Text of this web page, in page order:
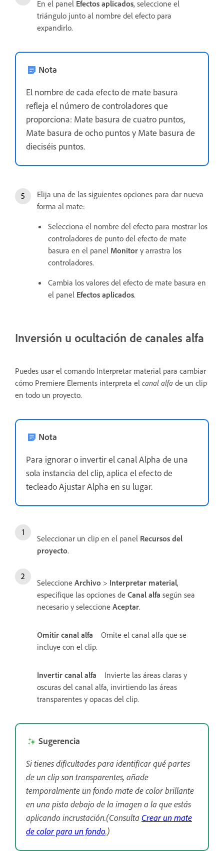
En el panel Efectos aplicados, seleccione el
triángulo junto al nombre del efecto para
expandirlo.
Nota
El nombre de cada efecto de mate basura
refleja el número de controladores que
proporciona: Mate basura de cuatro puntos,
Mate basura de ocho puntos y Mate basura de
dieciséis puntos.
Elija una de las siguientes opciones para dar nueva
forma al mate:
Selecciona el nombre del efecto para mostrar los
controladores de punto del efecto de mate
basura en el panel Monitor y arrastra los
controladores.
Cambia los valores del efecto de mate basura en
el panel Efectos aplicados.
Inversión u ocultación de canales alfa
Puedes usar el comando Interpretar material para cambiar
cómo Premiere Elements interpreta el canal alfa de un clip
en todo un proyecto.
Nota
Para ignorar o invertir el canal Alpha de una
sola instancia del clip, aplica el efecto de
tecleado Ajustar Alpha en su lugar.
Seleccionar un clip en el panel Recursos del
proyecto.
Seleccione Archivo > Interpretar material,
especifique las opciones de Canal alfa según sea
necesario y seleccione Aceptar.
Omitir canal alfa
Omite el canal alfa que se
incluye con el clip.
Invertir canal alfa
Invierte las áreas claras y
oscuras del canal alfa, invirtiendo las áreas
transparentes y opacas del clip.
Sugerencia
Si tienes dificultades para identificar qué partes
de un clip son transparentes, añade
temporalmente un fondo mate de color brillante
en una pista debajo de la imagen a la que estás
aplicando incrustación.(Consulta Crear un mate
de color para un fondo.)